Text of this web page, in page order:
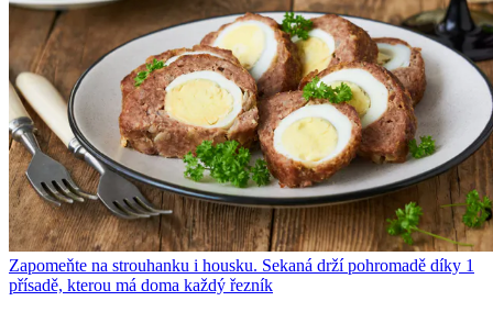
Zapomeňte na strouhanku i housku. Sekaná drží pohromadě díky 1
přísadě, kterou má doma každý řezník